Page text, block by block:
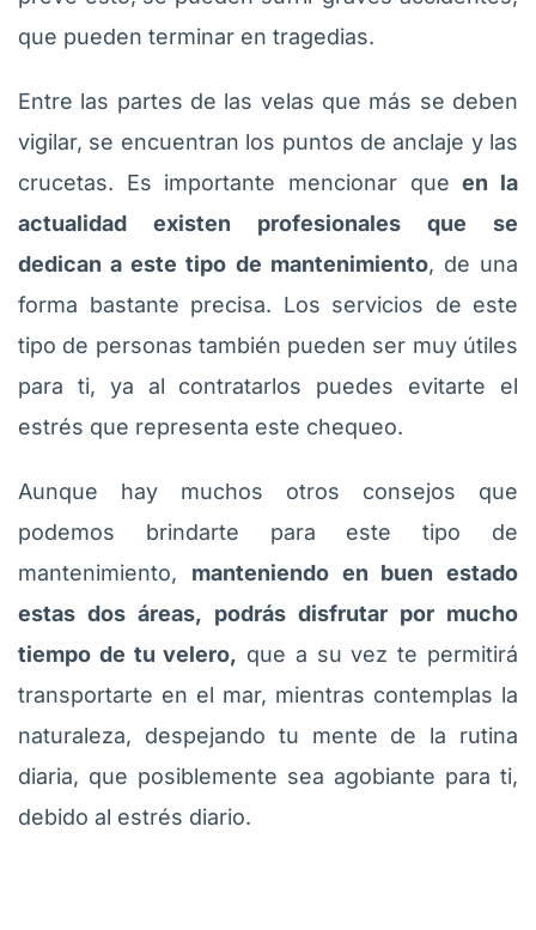
que pueden terminar en tragedias.
Entre las partes de las velas que más se deben
vigilar, se encuentran los puntos de anclaje y las
crucetas. Es importante mencionar queen la
actualidad existen profesionales que se
dedican a este tipo de mantenimiento, de una
forma bastante precisa. Los servicios de este
tipo de personas también pueden ser muy útiles
para ti, ya al contratarlos puedes evitarte el
estrés que representa este chequeo.
Aunque hay muchos otros consejos que
podemos brindarte para este tipo de
mantenimiento, manteniendo en buen estado
estas dos áreas, podrás disfrutar por mucho
tiempo de tu velero, que a su vez te permitirá
transportarte en el mar, mientras contemplas la
naturaleza, despejando tu mente de la rutina
diaria, que posiblemente sea agobiante para ti,
debido al estrés diario.